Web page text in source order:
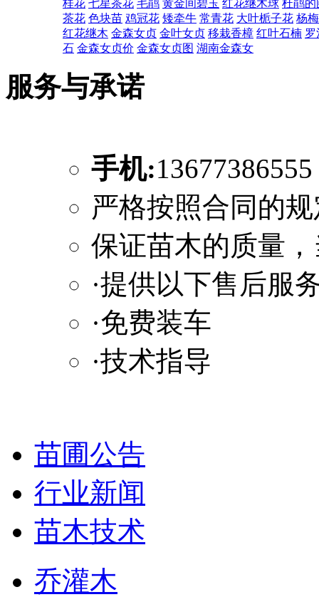
桂花 七星茶花 毛鹃 黄金间碧玉 红花继木球 杜鹃的
茶花 色块苗 鸡冠花 矮牵牛 常青花 大叶栀子花 杨梅
红花继木 金森女贞 金叶女贞 移栽香樟 红叶石楠 罗
石 金森女贞价 金森女贞图 湖南金森女
服务与承诺
手机:
严格按照合同的
保证苗木的质量
·提供以下售后服
·免费装车
·技术指导
苗圃公告
行业新闻
苗木技术
乔灌木